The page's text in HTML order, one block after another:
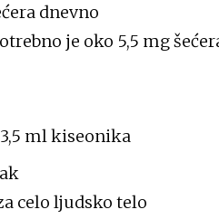
dnevno
je oko 5,5 mg
ml kiseonika
celo ljudsko telo